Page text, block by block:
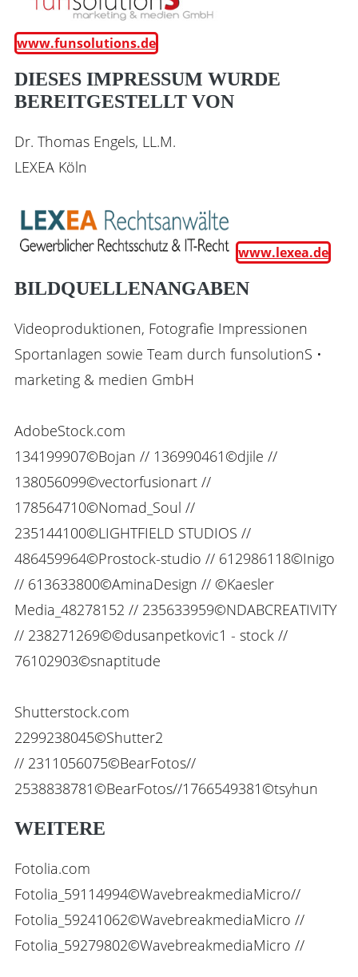
www.funsolutions.de
DIESES IMPRESSUM WURDE
BEREITGESTELLT VON
Dr. Thomas Engels, LL.M.
LEXEA Köln
www.lexea.de
BILDQUELLENANGABEN
Videoproduktionen, Fotografie Impressionen
Sportanlagen sowie Team durch funsolutionS •
marketing & medien GmbH
AdobeStock.com
134199907©Bojan // 136990461©djile //
138056099©vectorfusionart //
178564710©Nomad_Soul //
235144100©LIGHTFIELD STUDIOS //
486459964©Prostock-studio // 612986118©Inigo
// 613633800©AminaDesign // ©Kaesler
Media_48278152 // 235633959©NDABCREATIVITY
// 238271269©©dusanpetkovic1 - stock //
76102903©snaptitude
Shutterstock.com
2299238045©Shutter2
// 2311056075©BearFotos//
2538838781©BearFotos//1766549381©tsyhun
WEITERE
Fotolia.com
Fotolia_59114994©WavebreakmediaMicro//
Fotolia_59241062​©WavebreakmediaMicro //
Fotolia_59279802​©WavebreakmediaMicro //